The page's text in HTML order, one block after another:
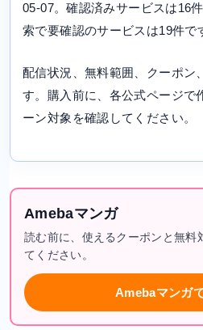
05-07。確認済みサービスは16
索で要確認のサービスは19件で
配信状況、無料範囲、クーポン
す。購入前に、各公式ページで
ーン対象を確認してください。
Amebaマンガ
読む前に、使えるクーポンと無料
てください。
Amebaマンガ